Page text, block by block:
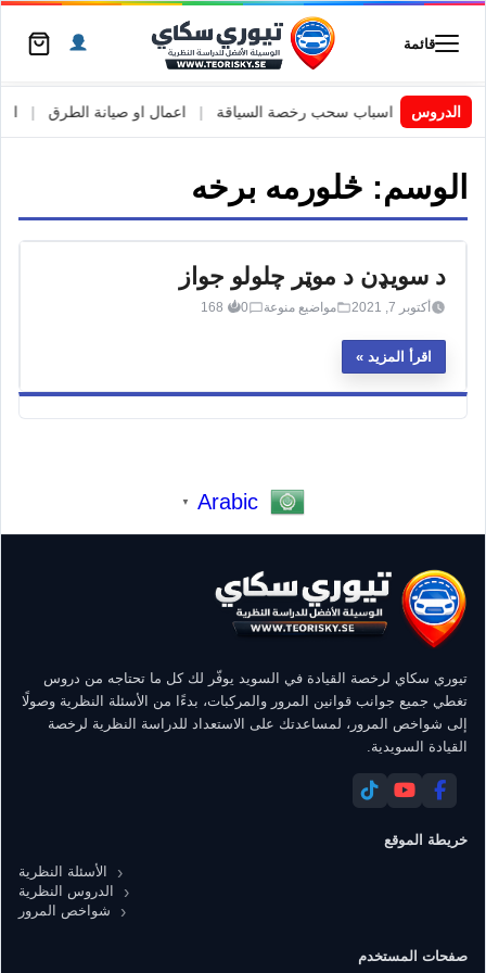
قائمة
الدروسالسويد | اسباب سحب رخصة السياقة اعمال او صيانة الطرق
الوسم: څلورمه برخه
د سویډن د موټر چلولو جواز
أكتوبر 7, 2021 مواضيع منوعة 0
168
اقرأ المزيد
Arabic
▼
تيوري سكاي لرخصة القيادة في السويد يوفّر لك كل ما تحتاجه من دروس
تغطي جميع جوانب قوانين المرور والمركبات، بدءًا من الأسئلة النظرية وصولًا
إلى شواخص المرور، لمساعدتك على الاستعداد للدراسة النظرية لرخصة
القيادة السويدية.
خريطة الموقع
الأسئلة النظرية
الدروس النظرية
شواخص المرور
صفحات المستخدم